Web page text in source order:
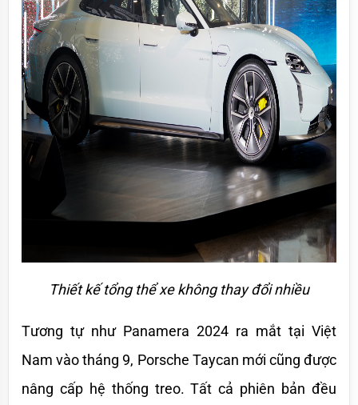
Thiết kế tổng thể xe không thay đổi nhiều
Tương tự như Panamera 2024 ra mắt tại Việt
Nam vào tháng 9, Porsche Taycan mới cũng được
nâng cấp hệ thống treo. Tất cả phiên bản đều